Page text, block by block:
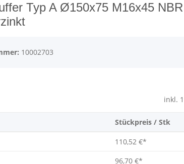
Typ A Ø150x75 M16x45
10002703
inkl.
Stückpreis / Stk
110,52 €*
96,70 €*